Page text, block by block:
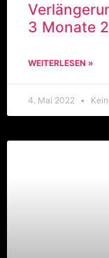
3 Monate
WEITERLESEN »
4. Mai 2022